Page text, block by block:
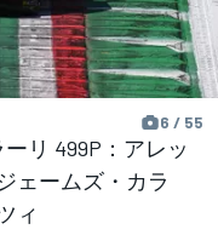
6 / 55
リ 499P：アレッ
ェームズ・カラ
ィ